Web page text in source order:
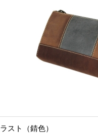
ラスト（錆色）